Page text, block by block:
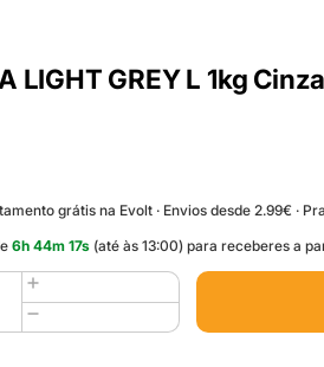
LIGHT GREY L 1kg
grátis na Evolt · Envios desde 2.99€ ·
6h44m15s(até às 13:00) para receberes a